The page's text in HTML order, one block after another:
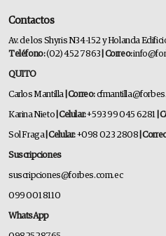
Contactos
Av. de los Shyris N34-152 y Holanda
Teléfono:(02) 452 7863 | Correo:
QUITO
Carlos Mantilla | Correo:
Karina Nieto | Celular:+593 99 045 6281 |
Sol Fraga| Celular:+098 023 2808 |
Suscripciones
suscripciones@forbes.com.ec
099 001 8110
WhatsApp